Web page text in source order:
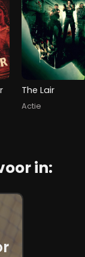
The Lair
Actie
in: